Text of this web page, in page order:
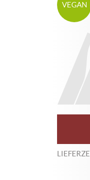
VEGAN